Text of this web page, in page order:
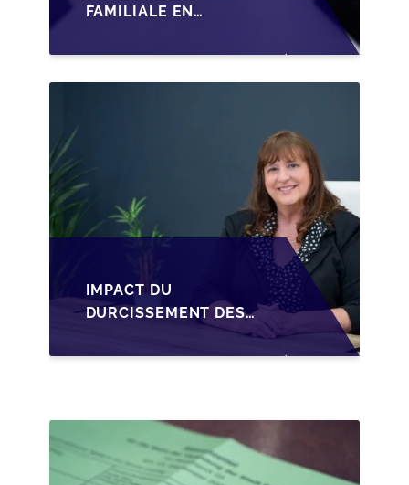
FAMILIALE EN
STRUCTURER LA
CESSION DES PARTS
IMPACT DU
DURCISSEMENT DES
CRÉDIT SUR LA